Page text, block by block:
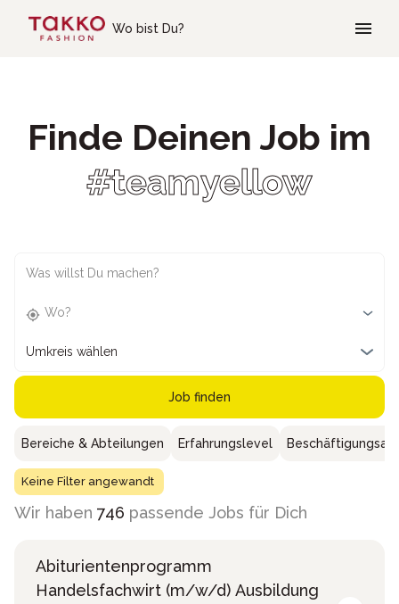
Wo bist Du?
Finde Deinen Job im
#teamyellow
Was willst Du machen?
Wo?
Umkreis wählen
Job finden
Bereiche & Abteilungen Erfahrungslevel
Keine Filter angewandt
Wir haben 746 passende Jobs für Dich
Abiturientenprogramm
Handelsfachwirt (m/w/d) Ausbildung